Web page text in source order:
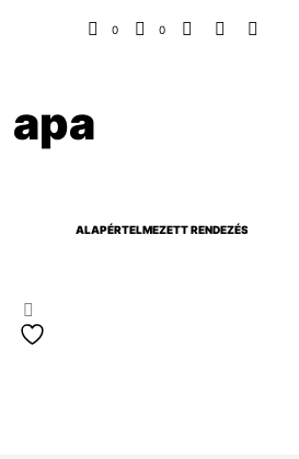
0 0
apa